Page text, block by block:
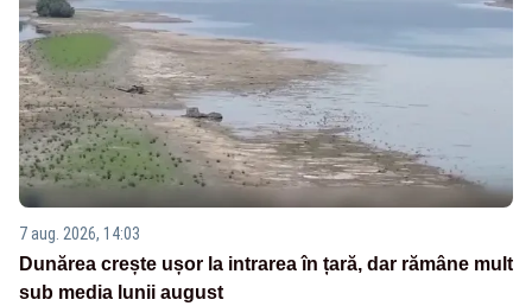
7 aug. 2026, 14:03
Dunărea crește ușor la intrarea în țară, dar rămâne mult
sub media lunii august